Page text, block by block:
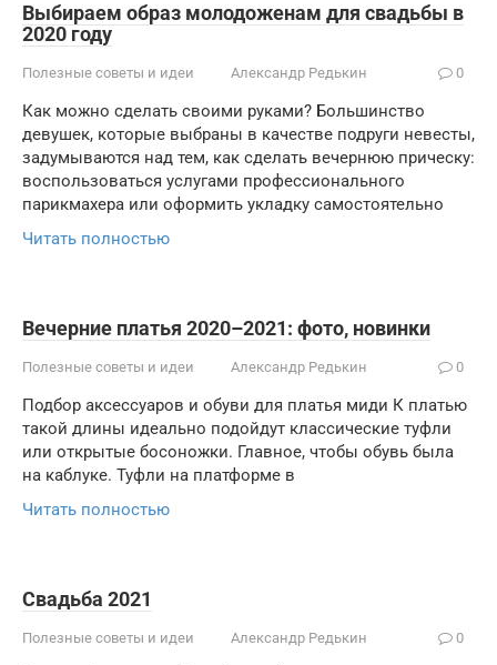
Выбираем образ молодоженам для свадьбы в
2020 году
Полезные советы и идеи Александр Редькин 0
Как можно сделать своими руками? Большинство
девушек, которые выбраны в качестве подруги невесты,
задумываются над тем, как сделать вечернюю прическу:
воспользоваться услугами профессионального
парикмахера или оформить укладку самостоятельно
Читать полностью
Вечерние платья 2020–2021: фото, новинки
Полезные советы и идеи Александр Редькин 0
Подбор аксессуаров и обуви для платья миди К платью
такой длины идеально подойдут классические туфли
или открытые босоножки. Главное, чтобы обувь была
на каблуке. Туфли на платформе в
Читать полностью
Свадьба 2021
Полезные советы и идеи Александр Редькин 0